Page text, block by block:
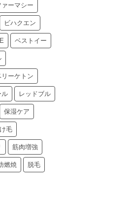
ァーマシー
ビハクエン
ベストイー
リーケトン
ル レッドブル
保湿ケア
毛
筋肉増強
燃焼 脱毛